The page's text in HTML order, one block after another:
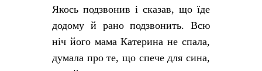
Якось подзвонив і сказав, що їде
додому й рано подзвонить. Всю
ніч його мама Катерина не спала,
думала про те, що спече для сина,